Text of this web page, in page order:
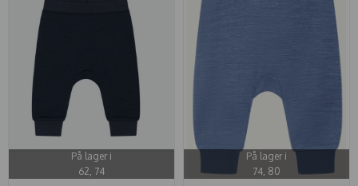
På lager i
62, 74
På lager i
74, 80